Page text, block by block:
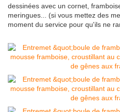
dessinées avec un cornet,
meringues... (si vous mettez des
moment du service pour qu'ils ne